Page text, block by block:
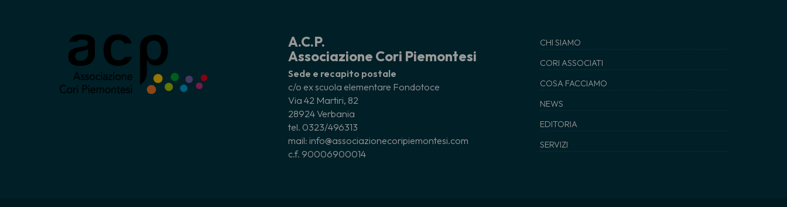
A.C.P.
Associazione Cori Piemontesi
Sede e recapito postale
c/o ex scuola elementare Fondotoce
Via 42 Martiri, 82
28924 Verbania
tel. 0323/496313
mail: info@associazionecoripiemontesi.com
c.f. 90006900014
CHI SIAMO
CORI ASSOCIATI
COSA FACCIAMO
NEWS
EDITORIA
SERVIZI